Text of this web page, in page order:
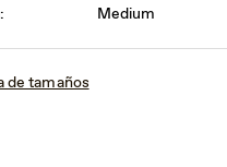
Medium
de tamaños